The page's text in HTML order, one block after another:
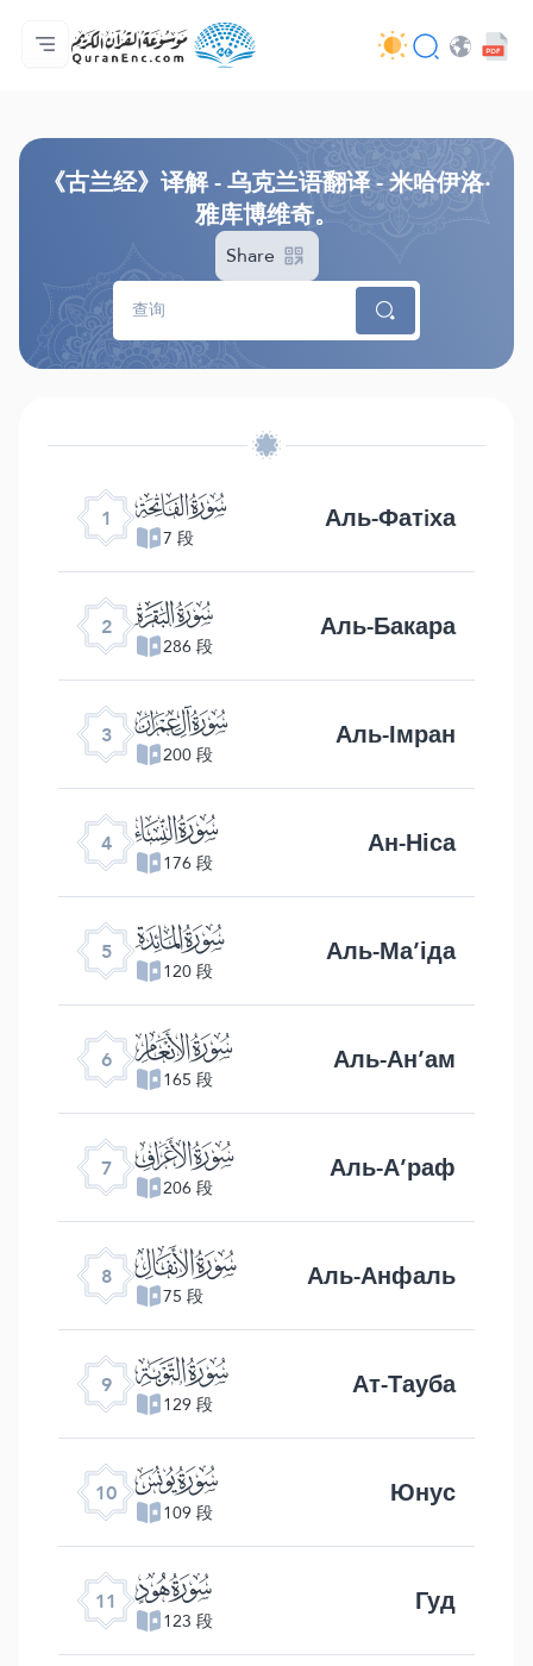
主页
译解目录
Audio
开发者服务 - API
关于此项目
联系我们
语言
《古兰经》译解 - 乌克兰语翻译 - 米哈伊洛·
雅库博维奇。
Share
1 ﮍ
7 段 Аль-Фатiха
2 ﮎ
286 段 Аль-Бакара
3 ﮏ
200 段 Аль-Імран
4 ﮐ
176 段 Ан-Ніса
5 ﮑ
120 段 Аль-Ма’іда
6 ﮒ
165 段 Аль-Ан’ам
7 ﮓ
206 段 Аль-А’раф
8 ﮔ
75 段 Аль-Анфаль
9 ﮕ
129 段 Ат-Тауба
10 ﮖ
109 段 Юнус
11 ﮗ
123 段 Гуд